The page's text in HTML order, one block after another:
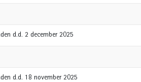
d.d. 2 december 2025
d.d. 18 november 2025